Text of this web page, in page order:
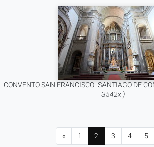
CONVENTO SAN FRANCISCO -SANTIAGO DE
3542x )
« 1 2 3 4 5